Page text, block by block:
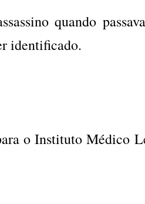
quando
identificado.
o Instituto Médico